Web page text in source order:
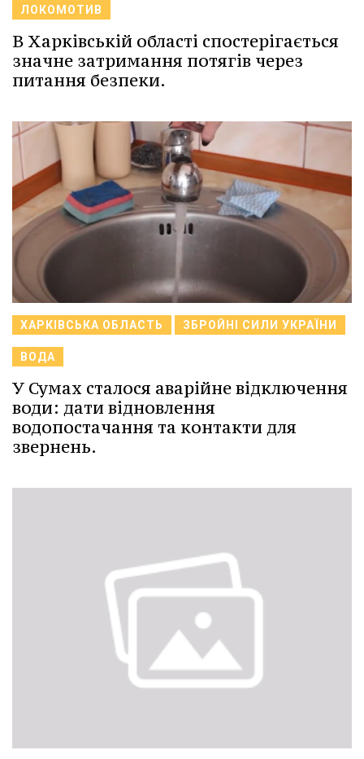
ЛОКОМОТИВ
В Харківській області спостерігається
значне затримання потягів через
питання безпеки.
ХАРКІВСЬКА ОБЛАСТЬ ЗБРОЙНІ СИЛИ УКРАЇНИ
ВОДА
У Сумах сталося аварійне відключення
води: дати відновлення
водопостачання та контакти для
звернень.